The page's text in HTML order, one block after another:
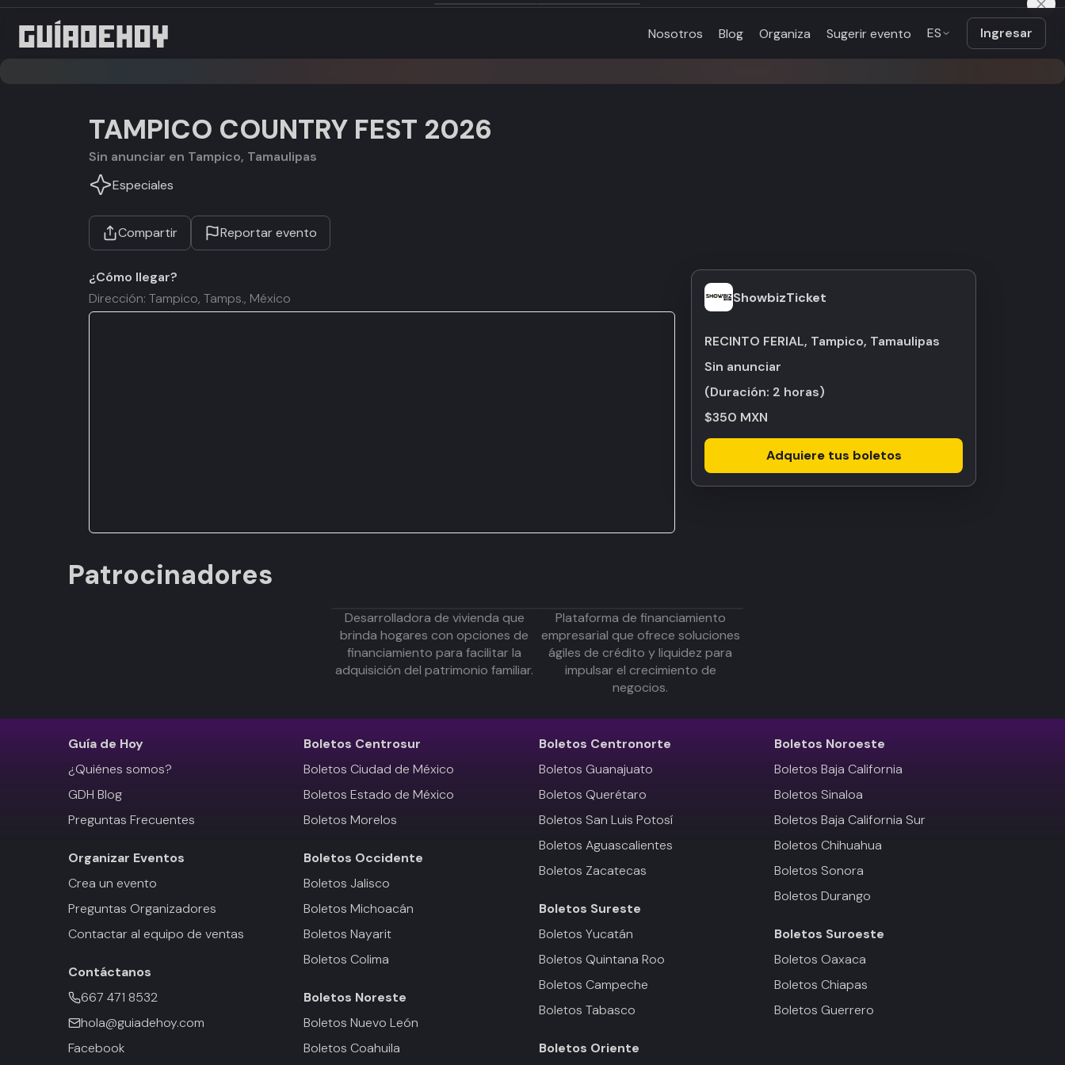
Nosotros Blog Organiza Sugerir evento ES Ingresar
TAMPICO COUNTRY FEST 2026
Sin anunciar en Tampico, Tamaulipas
Especiales
Compartir Reportar evento
ShowbizTicket
RECINTO FERIAL, Tampico, Tamaulipas
Sin anunciar
(Duración: 2 horas)
$350 MXN
Adquiere tus boletos
¿Cómo llegar?
Dirección: Tampico, Tamps., México
Patrocinadores
Desarrolladora de vivienda que
brinda hogares con opciones de
financiamiento para facilitar la
adquisición del patrimonio familiar.
Plataforma de financiamiento
empresarial que ofrece soluciones
ágiles de crédito y liquidez para
impulsar el crecimiento de
negocios.
Guía de Hoy
¿Quiénes somos?
GDH Blog
Preguntas Frecuentes
Organizar Eventos
Crea un evento
Preguntas Organizadores
Contactar al equipo de ventas
Contáctanos
667 471 8532
hola@guiadehoy.com
Facebook
Boletos Centrosur
Boletos Ciudad de México
Boletos Estado de México
Boletos Morelos
Boletos Occidente
Boletos Jalisco
Boletos Michoacán
Boletos Nayarit
Boletos Colima
Boletos Noreste
Boletos Nuevo León
Boletos Coahuila
Boletos Centronorte
Boletos Guanajuato
Boletos Querétaro
Boletos San Luis Potosí
Boletos Aguascalientes
Boletos Zacatecas
Boletos Sureste
Boletos Yucatán
Boletos Quintana Roo
Boletos Campeche
Boletos Tabasco
Boletos Oriente
Boletos Noroeste
Boletos Baja California
Boletos Sinaloa
Boletos Baja California Sur
Boletos Chihuahua
Boletos Sonora
Boletos Durango
Boletos Suroeste
Boletos Oaxaca
Boletos Chiapas
Boletos Guerrero